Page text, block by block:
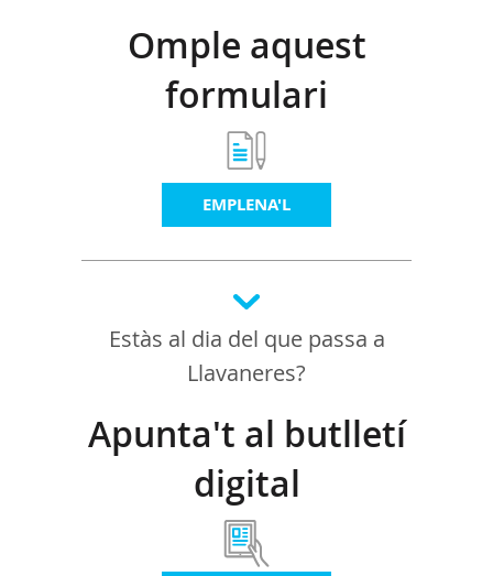
Omple aquest
formulari
EMPLENA'L
Estàs al dia del que passa a
Llavaneres?
Apunta't al butlletí
digital